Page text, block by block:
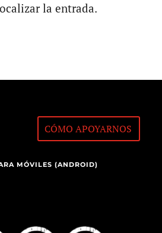
la entrada.
CÓMO APOYARNOS
MÓVILES (ANDROID)